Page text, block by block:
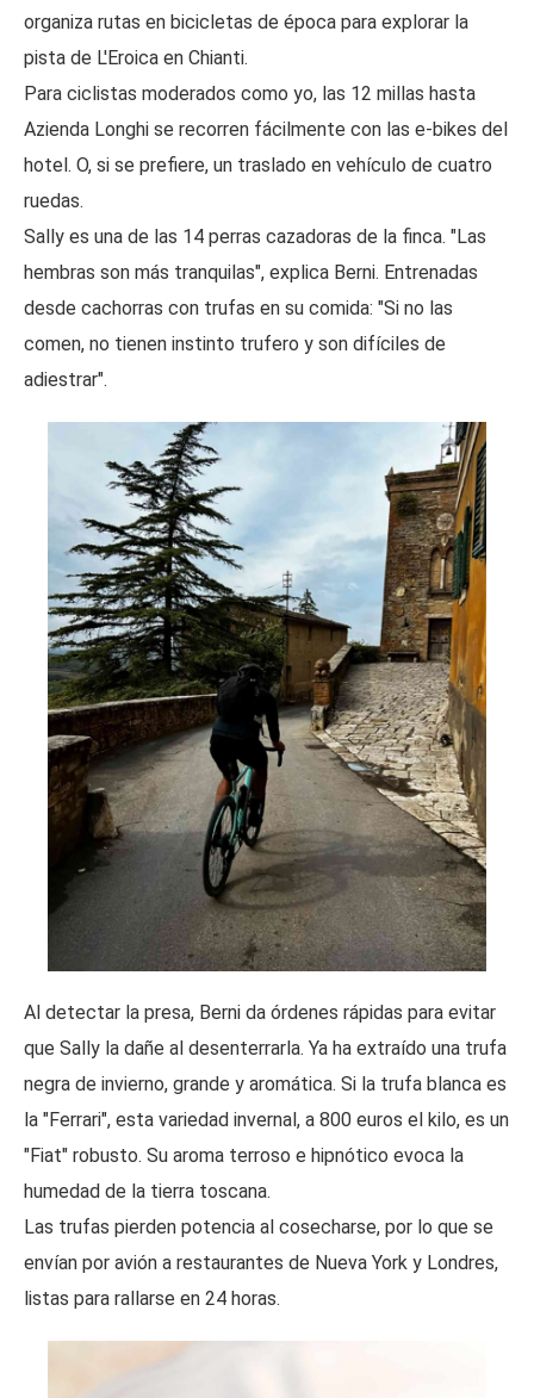
organiza rutas en bicicletas de época para explorar la
pista de L'Eroica en Chianti.
Para ciclistas moderados como yo, las 12 millas hasta
Azienda Longhi se recorren fácilmente con las e-bikes del
hotel. O, si se prefiere, un traslado en vehículo de cuatro
ruedas.
Sally es una de las 14 perras cazadoras de la finca. "Las
hembras son más tranquilas", explica Berni. Entrenadas
desde cachorras con trufas en su comida: "Si no las
comen, no tienen instinto trufero y son difíciles de
adiestrar".
Al detectar la presa, Berni da órdenes rápidas para evitar
que Sally la dañe al desenterrarla. Ya ha extraído una trufa
negra de invierno, grande y aromática. Si la trufa blanca es
la "Ferrari", esta variedad invernal, a 800 euros el kilo, es un
"Fiat" robusto. Su aroma terroso e hipnótico evoca la
humedad de la tierra toscana.
Las trufas pierden potencia al cosecharse, por lo que se
envían por avión a restaurantes de Nueva York y Londres,
listas para rallarse en 24 horas.